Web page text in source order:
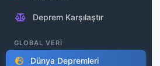
Deprem Karşılaştır
GLOBAL VERİ
Dünya Depremleri